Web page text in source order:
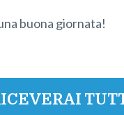
buona giornata!